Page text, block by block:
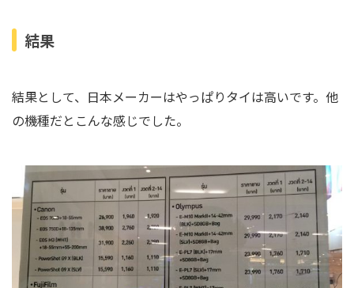
結果
結果として、日本メーカーはやっぱりタイは高いです。他
の機種だとこんな感じでした。